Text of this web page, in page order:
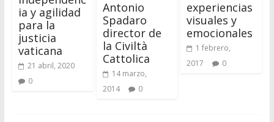
ia y agilidad
para la
justicia
vaticana
21 abril, 2020
0
Antonio
Spadaro
director de
la Civiltà
Cattolica
14 marzo,
2014
0
experiencias
visuales y
emocionales
1 febrero,
2017
0